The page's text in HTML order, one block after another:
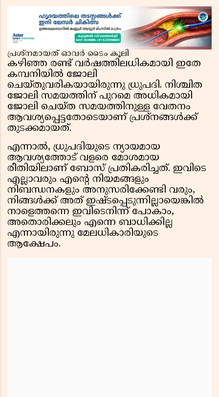
പ്രശ്നമായത് ഓവർ ടൈം കൂലി
കഴിഞ്ഞ രണ്ട് വർഷത്തിലധികമായി ഇതേ
കമ്പനിയിൽ ജോലി
ചെയ്തുവരികയായിരുന്നു ധ്രുപദി. നിശ്ചിത
ജോലി സമയത്തിന് പുറമെ അധികമായി
ജോലി ചെയ്ത സമയത്തിനുള്ള വേതനം
ആവശ്യപ്പെട്ടതോടെയാണ് പ്രശ്നങ്ങൾക്ക്
തുടക്കമായത്.
എന്നാൽ, ധ്രുപദിയുടെ ന്യായമായ
ആവശ്യത്തോട് വളരെ മോശമായ
രീതിയിലാണ് ബോസ് പ്രതികരിച്ചത്. ഇവിടെ
എല്ലാവരും എൻ്റെ നിയമങ്ങളും
നിബന്ധനകളും അനുസരിക്കേണ്ടി വരും,
നിങ്ങൾക്ക് അത് ഇഷ്ടപ്പെടുന്നില്ലായെങ്കിൽ
നാളെത്തന്നെ ഇവിടെനിന്ന് പോകാം,
അതൊരിക്കലും എന്നെ ബാധിക്കില്ല
എന്നായിരുന്നു മേലധികാരിയുടെ
ആക്ഷേപം.